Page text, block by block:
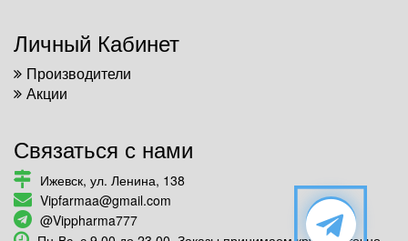
Личный Кабинет
Производители
Акции
Связаться с нами
Ижевск, ул. Ленина, 138
Vipfarmaa@gmail.com
@Vippharma777